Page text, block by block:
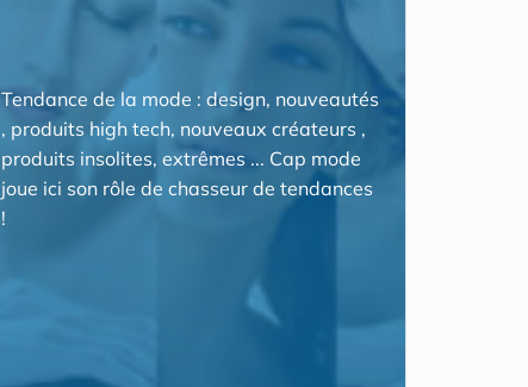
Tendance de la mode : design, nouveautés
, produits high tech, nouveaux créateurs ,
produits insolites, extrêmes ... Cap mode
joue ici son rôle de chasseur de tendances
!